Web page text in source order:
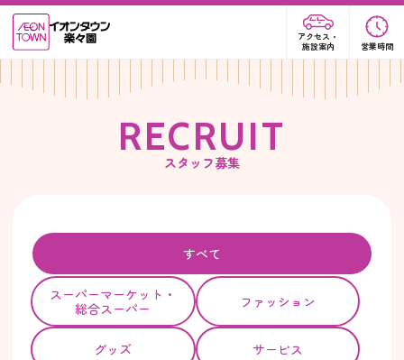
アクセス・
施設案内
営業時間
RECRUIT
スタッフ募集
すべて
スーパーマーケット・
総合スーパー
ファッション
グッズ サービス